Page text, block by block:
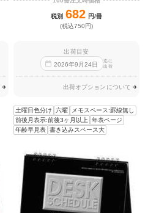
税別 682 円/冊
(税込750円)
出荷目安
2026年9 月24日
迄に
出荷
出荷オプションについて
土曜日色分け 六曜
メモスペース:罫線無し
前後月表示:前後3ヶ月以上 年表ページ
年齢早見表 書き込みスペース大